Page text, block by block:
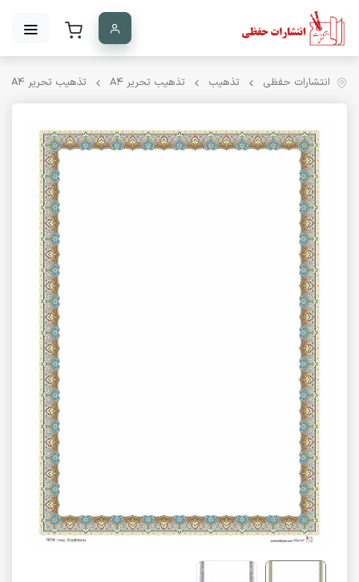
انتشارات حفظی تذهیب تذهیب تحریر A۴ تذهیب تحریر A4 کد 1014